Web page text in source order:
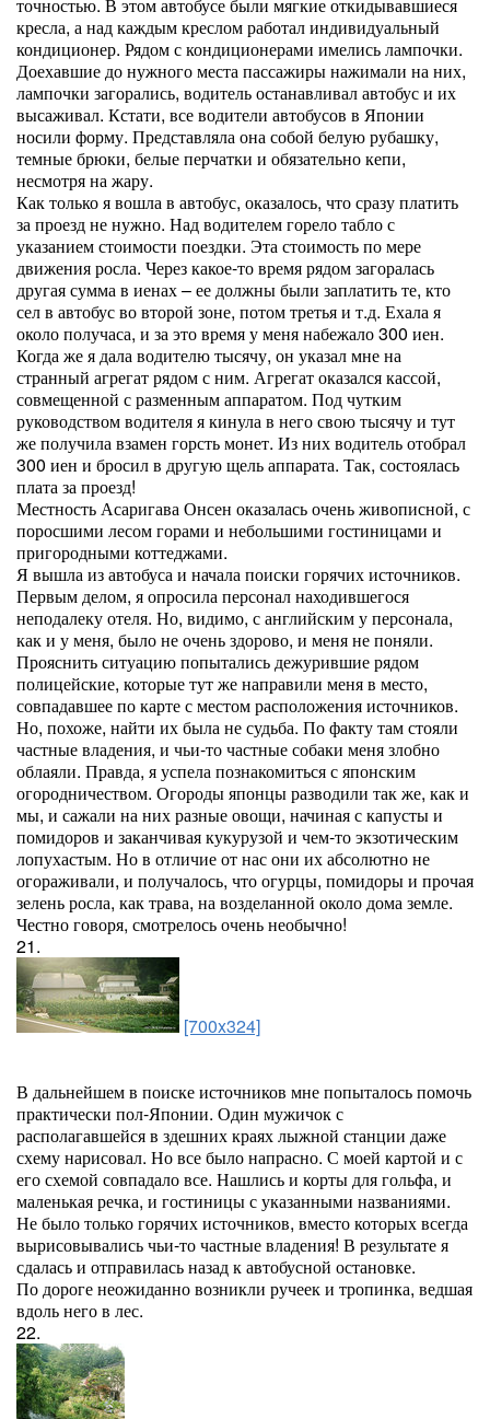
кресла, а над каждым креслом работал индивидуальный
кондиционер. Рядом с кондиционерами имелись лампочки.
Доехавшие до нужного места пассажиры нажимали на них,
лампочки загорались, водитель останавливал автобус и их
высаживал. Кстати, все водители автобусов в Японии
носили форму. Представляла она собой белую рубашку,
темные брюки, белые перчатки и обязательно кепи,
несмотря на жару.
Как только я вошла в автобус, оказалось, что сразу платить
за проезд не нужно. Над водителем горело табло с
указанием стоимости поездки. Эта стоимость по мере
движения росла. Через какое-то время рядом загоралась
другая сумма в иенах – ее должны были заплатить те, кто
сел в автобус во второй зоне, потом третья и т.д. Ехала я
около получаса, и за это время у меня набежало 300 иен.
Когда же я дала водителю тысячу, он указал мне на
странный агрегат рядом с ним. Агрегат оказался кассой,
совмещенной с разменным аппаратом. Под чутким
руководством водителя я кинула в него свою тысячу и тут
же получила взамен горсть монет. Из них водитель отобрал
300 иен и бросил в другую щель аппарата. Так, состоялась
плата за проезд!
Местность Асаригава Онсен оказалась очень живописной, с
поросшими лесом горами и небольшими гостиницами и
пригородными коттеджами.
Я вышла из автобуса и начала поиски горячих источников.
Первым делом, я опросила персонал находившегося
неподалеку отеля. Но, видимо, с английским у персонала,
как и у меня, было не очень здорово, и меня не поняли.
Прояснить ситуацию попытались дежурившие рядом
полицейские, которые тут же направили меня в место,
совпадавшее по карте с местом расположения источников.
Но, похоже, найти их была не судьба. По факту там стояли
частные владения, и чьи-то частные собаки меня злобно
облаяли. Правда, я успела познакомиться с японским
огородничеством. Огороды японцы разводили так же, как и
мы, и сажали на них разные овощи, начиная с капусты и
помидоров и заканчивая кукурузой и чем-то экзотическим
лопухастым. Но в отличие от нас они их абсолютно не
огораживали, и получалось, что огурцы, помидоры и прочая
зелень росла, как трава, на возделанной около дома земле.
Честно говоря, смотрелось очень необычно!
21.
[700x324]
В дальнейшем в поиске источников мне попыталось помочь
практически пол-Японии. Один мужичок с
располагавшейся в здешних краях лыжной станции даже
схему нарисовал. Но все было напрасно. С моей картой и с
его схемой совпадало все. Нашлись и корты для гольфа, и
маленькая речка, и гостиницы с указанными названиями.
Не было только горячих источников, вместо которых всегда
вырисовывались чьи-то частные владения! В результате я
сдалась и отправилась назад к автобусной остановке.
По дороге неожиданно возникли ручеек и тропинка, ведшая
вдоль него в лес.
22.